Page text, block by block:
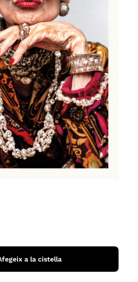
a la cistella